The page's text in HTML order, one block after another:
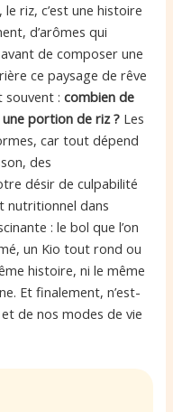
riz, c’est une histoire
d’arômes qui
de composer une
ce paysage de rêve
souvent :combien de
portion de riz ? Les
car tout dépend
des
désir de culpabilité
nutritionnel dans
: le bol que l’on
un Kio tout rond ou
histoire, ni le même
Et finalement, n’est-
de nos modes de vie